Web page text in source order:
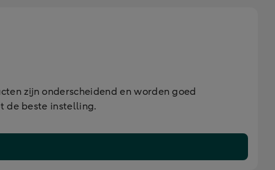
zijn onderscheidend en worden goed
de beste instelling.